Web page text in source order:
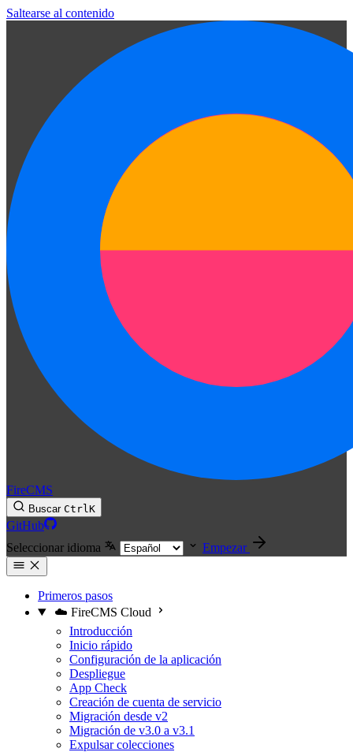
Saltearse al contenido
FireCMS
Buscar CtrlK
GitHub
Seleccionar idioma
Empezar
Primeros pasos
☁️ FireCMS Cloud
Introducción
Inicio rápido
Configuración de la aplicación
Despliegue
App Check
Creación de cuenta de servicio
Migración desde v2
Migración de v3.0 a v3.1
Expulsar colecciones